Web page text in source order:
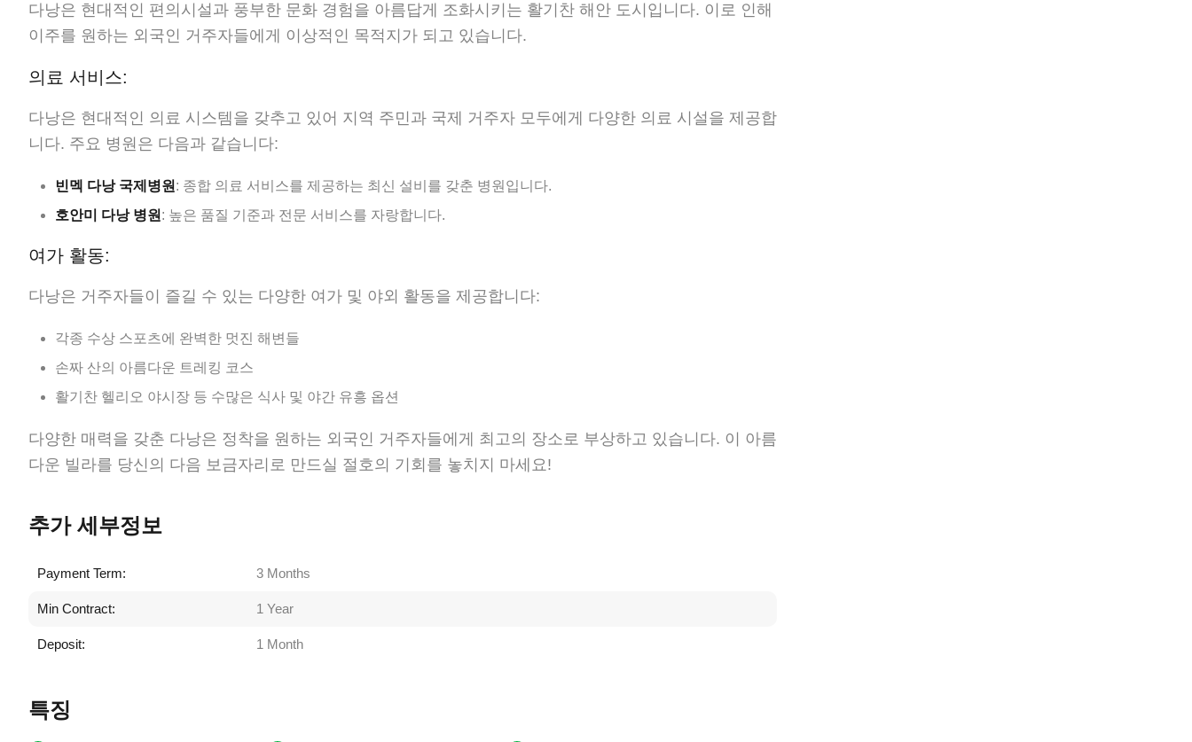
다낭은 현대적인 편의시설과 풍부한 문화 경험을 아름답게 조화시키는 활기찬 해안 도시입니다. 이로 인해
이주를 원하는 외국인 거주자들에게 이상적인 목적지가 되고 있습니다.
의료 서비스:
다낭은 현대적인 의료 시스템을 갖추고 있어 지역 주민과 국제 거주자 모두에게 다양한 의료 시설을 제공합
니다. 주요 병원은 다음과 같습니다:
빈멕 다낭 국제병원 : 종합 의료 서비스를 제공하는 최신 설비를 갖춘 병원입니다.
호안미 다낭 병원 : 높은 품질 기준과 전문 서비스를 자랑합니다.
여가 활동:
다낭은 거주자들이 즐길 수 있는 다양한 여가 및 야외 활동을 제공합니다:
각종 수상 스포츠에 완벽한 멋진 해변들
손짜 산의 아름다운 트레킹 코스
활기찬 헬리오 야시장 등 수많은 식사 및 야간 유흥 옵션
다양한 매력을 갖춘 다낭은 정착을 원하는 외국인 거주자들에게 최고의 장소로 부상하고 있습니다. 이 아름
다운 빌라를 당신의 다음 보금자리로 만드실 절호의 기회를 놓치지 마세요!
추가 세부정보
Payment Term: 3 Months
Min Contract: 1 Year
Deposit: 1 Month
특징